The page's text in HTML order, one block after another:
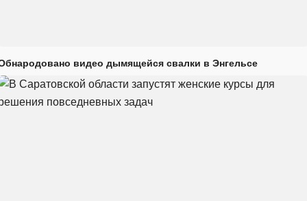
видео дымящейся свалки в Энгельсе